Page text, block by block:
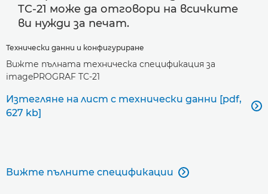
TC-21 може да отговори на всичките
ви нужди за печат.
Технически данни и конфигуриране
Вижте пълната техническа спецификация за
imagePROGRAF TC-21
Изтегляне на лист с технически данни [pdf,
627 kb]

Вижте пълните спецификации 